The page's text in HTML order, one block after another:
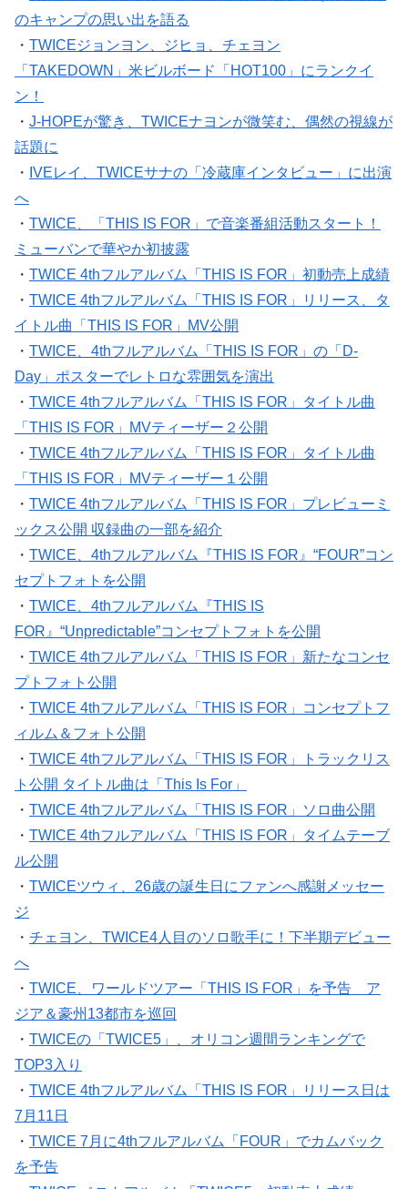
のキャンプの思い出を語る
・ TWICEジョンヨン、ジヒョ、チェヨン
「TAKEDOWN」米ビルボード「HOT100」にランクイ
ン！
・ J-HOPEが驚き、TWICEナヨンが微笑む、偶然の視線が
話題に
・ IVEレイ、TWICEサナの「冷蔵庫インタビュー」に出演
へ
・ TWICE、「THIS IS FOR」で音楽番組活動スタート！
ミューバンで華やか初披露
・ TWICE 4thフルアルバム「THIS IS FOR」初動売上成績
・ TWICE 4thフルアルバム「THIS IS FOR」リリース、タ
イトル曲「THIS IS FOR」MV公開
・ TWICE、4thフルアルバム「THIS IS FOR」の「D-
Day」ポスターでレトロな雰囲気を演出
・ TWICE 4thフルアルバム「THIS IS FOR」タイトル曲
「THIS IS FOR」MVティーザー２公開
・ TWICE 4thフルアルバム「THIS IS FOR」タイトル曲
「THIS IS FOR」MVティーザー１公開
・ TWICE 4thフルアルバム「THIS IS FOR」プレビューミ
ックス公開 収録曲の一部を紹介
・ TWICE、4thフルアルバム『THIS IS FOR』“FOUR”コン
セプトフォトを公開
・ TWICE、4thフルアルバム『THIS IS
FOR』“Unpredictable”コンセプトフォトを公開
・ TWICE 4thフルアルバム「THIS IS FOR」新たなコンセ
プトフォト公開
・ TWICE 4thフルアルバム「THIS IS FOR」コンセプトフ
ィルム＆フォト公開
・ TWICE 4thフルアルバム「THIS IS FOR」トラックリス
ト公開 タイトル曲は「This Is For」
・ TWICE 4thフルアルバム「THIS IS FOR」ソロ曲公開
・ TWICE 4thフルアルバム「THIS IS FOR」タイムテーブ
ル公開
・ TWICEツウィ、26歳の誕生日にファンへ感謝メッセー
ジ
・ チェヨン、TWICE4人目のソロ歌手に！下半期デビュー
へ
・ TWICE、ワールドツアー「THIS IS FOR」を予告 ア
ジア＆豪州13都市を巡回
・ TWICEの「TWICE5」、オリコン週間ランキングで
TOP3入り
・ TWICE 4thフルアルバム「THIS IS FOR」リリース日は
7月11日
・ TWICE 7月に4thフルアルバム「FOUR」でカムバック
を予告